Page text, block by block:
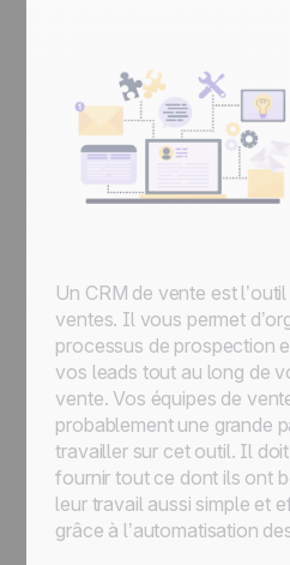
Un CRM de vente est
ventes. Il vous permet
processus de prospection
vos leads tout au long de
vente. Vos équipes de
probablement une grande
travailler sur cet outil. Il
fournir tout ce dont ils ont
leur travail aussi simple et
grâce à l’automatisation